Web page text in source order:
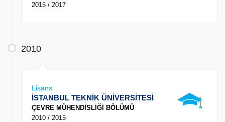
2015 / 2017
2010
Lisans
İSTANBUL TEKNİK ÜNİVERSİTESİ
ÇEVRE MÜHENDİSLİĞİ BÖLÜMÜ
2010 / 2015